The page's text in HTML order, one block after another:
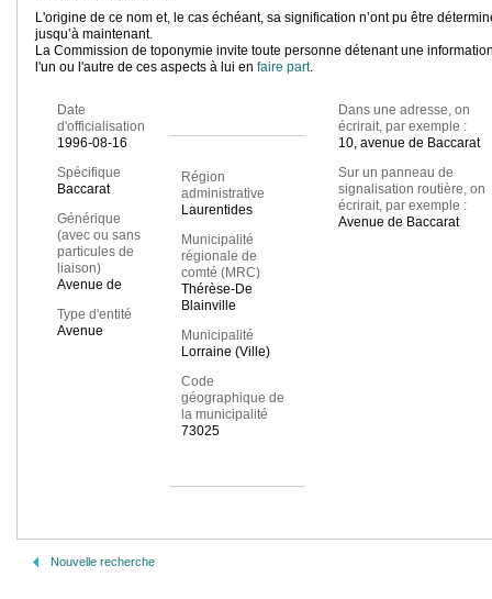
L'origine de ce nom et, le cas échéant, sa signification n’ont pu être
jusqu’à maintenant.
La Commission de toponymie invite toute personne détenant une
l'un ou l'autre de ces aspects à lui en faire part.
Date
d'officialisation
1996-08-16
Spécifique
Baccarat
Générique
(avec ou sans
particules de
liaison)
Avenue de
Type d'entité
Avenue
Région
administrative
Laurentides
Municipalité
régionale de
comté (MRC)
Thérèse-De
Blainville
Municipalité
Lorraine (Ville)
Code
géographique de
la municipalité
73025
Dans une adresse, on
écrirait, par exemple :
10, avenue de Baccarat
Sur un panneau de
signalisation routière, on
écrirait, par exemple :
Avenue de Baccarat
Nouvelle recherche